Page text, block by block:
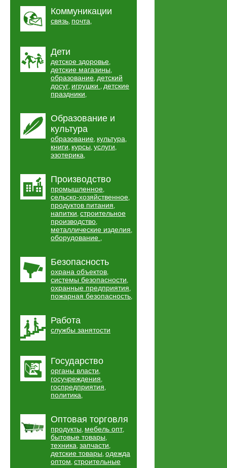
Коммуникации
связь, почта,
Дети
детское здоровье,
детские магазины,
образование, детский
досуг, игрушки , детские
праздники,
Образование и
культура
образование, культура,
книги, курсы, услуги,
эзотерика,
Производство
промышленное,
сельско-хозяйственное,
продуктов питания,
напитки, строительное
производство,
металлические изделия,
оборудование ,
Безопасность
охрана объектов,
системы безопасности,
охранные предприятия,
пожарная безопасность,
Работа
службы занятости
Государство
органы власти,
госучреждения,
госпредприятия,
политика,
Оптовая торговля
продукты, мебель опт,
бытовые товары,
техника, запчасти,
детские товары, одежда
оптом, строительные